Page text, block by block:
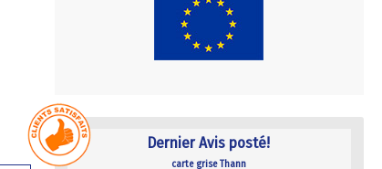
Dernier Avis posté!
carte grise Thann